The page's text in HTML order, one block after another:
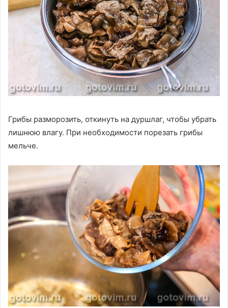
Грибы разморозить, откинуть на дуршлаг, чтобы убрать
лишнюю влагу. При необходимости порезать грибы
мельче.